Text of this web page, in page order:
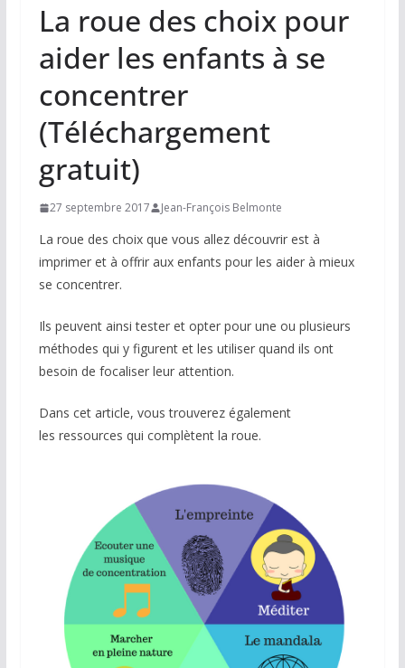
La roue des choix pour
aider les enfants à se
concentrer
(Téléchargement
gratuit)
27 septembre 2017 Jean-François Belmonte
La roue des choix que vous allez découvrir est à
imprimer et à offrir aux enfants pour les aider à mieux
se concentrer.
Ils peuvent ainsi tester et opter pour une ou plusieurs
méthodes qui y figurent et les utiliser quand ils ont
besoin de focaliser leur attention.
Dans cet article, vous trouverez également
les ressources qui complètent la roue.